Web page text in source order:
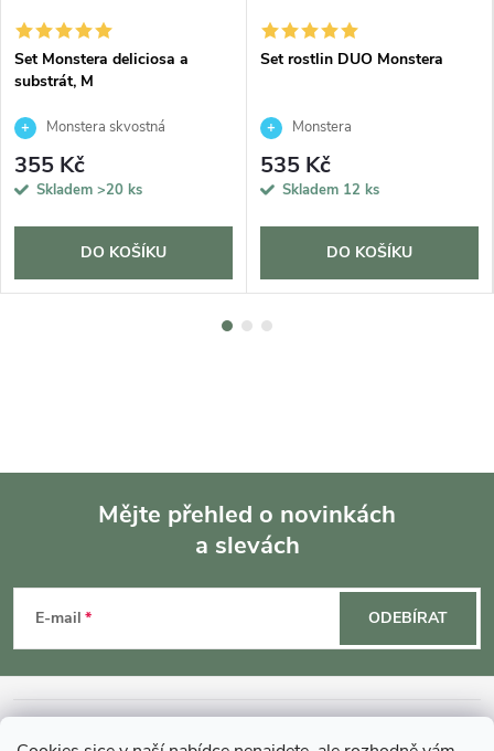
Set Monstera deliciosa a
substrát, M
Monstera skvostná
355 Kč
Skladem >20 ks
DO KOŠÍKU
Set rostlin DUO Monstera
Monstera
535 Kč
Skladem 12 ks
DO KOŠÍKU
p
a
Mějte přehled o novinkách
a slevách
E-mail ODEBÍRAT